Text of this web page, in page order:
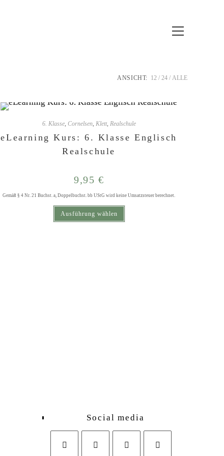
Hauptmenü
ANSICHT: 12 24 ALLE
6. Klasse, Cornelsen, Klett, Realschule
eLearning Kurs: 6. Klasse Englisch
Realschule
9,95 €
Gemäß § 4 Nr. 21 Buchst. a, Doppelbuchst. bb UStG wird keine Umsatzsteuer berechnet.
Ausführung wählen
Dieses Produkt weist mehrere Varianten auf. Die Optionen können auf der Produktseite gewählt werden
Social media